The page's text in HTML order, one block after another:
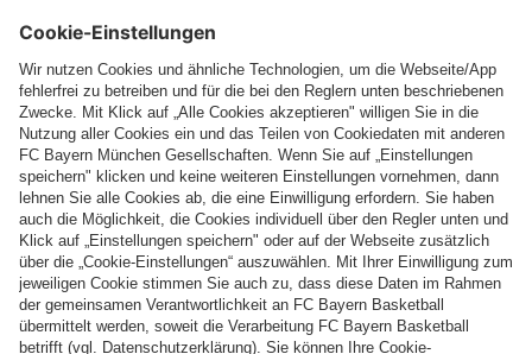
STIMMEN ZUM LIVERPOOL-SPIEL
„Wir haben verdient verloren“
Weitere Inhalte anzeigen